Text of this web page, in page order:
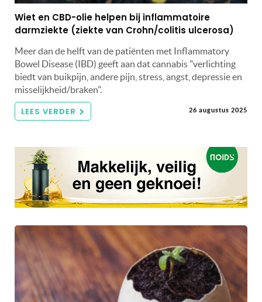
Wiet en CBD-olie helpen bij inflammatoire
darmziekte (ziekte van Crohn/colitis ulcerosa)
Meer dan de helft van de patiënten met Inflammatory
Bowel Disease (IBD) geeft aan dat cannabis "verlichting
biedt van buikpijn, andere pijn, stress, angst, depressie en
misselijkheid/braken".
LEES VERDER 26 augustus 2025